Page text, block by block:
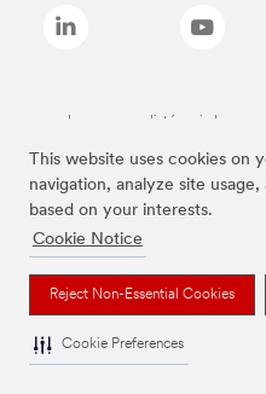
This website uses cookies on
navigation, analyze site
based on your interests.
Cookie Notice
Reject Non-Essential Cookies
Cookie Preferences
Les marques listées ci-dessus